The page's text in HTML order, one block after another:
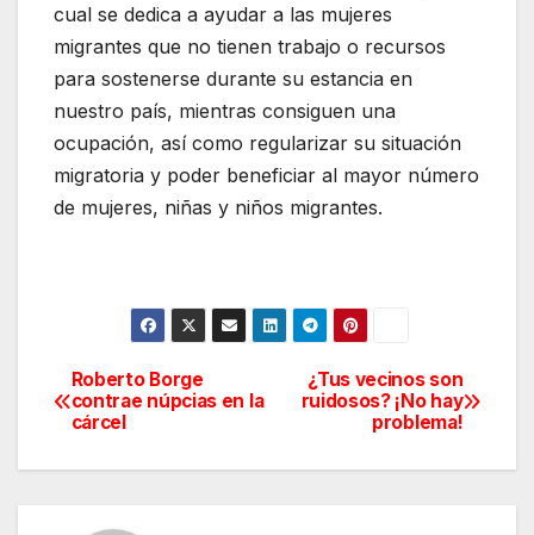
cual se dedica a ayudar a las mujeres
migrantes que no tienen trabajo o recursos
para sostenerse durante su estancia en
nuestro país, mientras consiguen una
ocupación, así como regularizar su situación
migratoria y poder beneficiar al mayor número
de mujeres, niñas y niños migrantes.
Navegación
de
¿Tus vecinos son
ruidosos? ¡No hay
problema!
Roberto Borge
contrae núpcias en la
cárcel